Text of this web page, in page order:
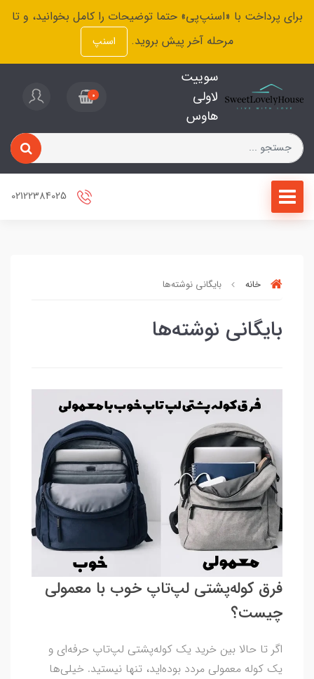
برای پرداخت با «اسنپ‌پی» حتما توضیحات را کامل بخوانید، و تا
مرحله آخر پیش بروید.
اسنپ
سوییت
لاولی
هاوس
0
خانه بایگانی نوشته‌ها
بایگانی نوشته‌ها
فرق کوله‌پشتی لپ‌تاپ خوب با معمولی
چیست؟
اگر تا حالا بین خرید یک کوله‌پشتی لپ‌تاپ حرفه‌ای و
یک کوله معمولی مردد بوده‌اید، تنها نیستید. خیلی‌ها